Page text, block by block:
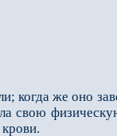
когда же оно
свою